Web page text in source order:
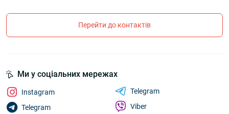
Перейти до контактів
Ми у соціальних мережах
Instagram
Telegram
Telegram
Viber